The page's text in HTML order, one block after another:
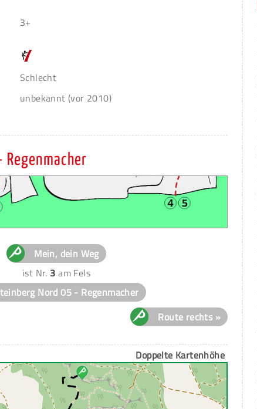
3+
Schlecht
unbekannt (vor 2010)
Mein, dein Weg
ist Nr. 3 am Fels
Nord 05 - Regenmacher
Route rechts »
Doppelte Kartenhöhe